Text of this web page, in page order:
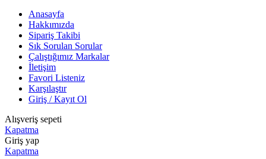
Anasayfa
Hakkımızda
Sipariş Takibi
Sık Sorulan Sorular
Çalıştığımız Markalar
İletişim
Favori Listeniz
Karşılaştır
Giriş / Kayıt Ol
Alışveriş sepeti
Kapatma
Giriş yap
Kapatma